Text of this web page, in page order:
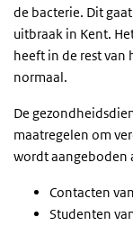
de bacterie. Dit
uitbraak in Kent.
heeft in de rest
normaal.
De
maatregelen om
wordt aangeboden
Contacten
Studenten